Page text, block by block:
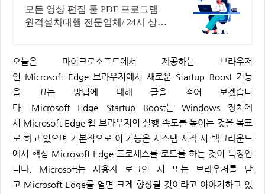
프로그램 원격설치대행 전문
모든 영상 편집 툴 PDF 프로그램
원격설치대행 전문업체/ 24시 상담/
시 상담/ 영구AS
오늘은 마이크로소프트에서 제공하는 브라우저
인 Microsoft Edge 브라우저에서 새로운 Startup Boost 기능
을 끄는 방법에 대해 글을 적어 보겠습니
다. Microsoft Edge Startup Boost는 Windows 장치에
서 Microsoft Edge 웹 브라우저의 실행 속도를 높이는 것을 목표
로 하고 있으며 기본적으로 이 기능은 시스템 시작 시 백그라운드
에서 핵심 Microsoft Edge 프로세스를 로드를 하는 것이 특징입
니다. Microsoft는 사용자 로그인 시 또는 브라우저를 닫
고 Microsoft Edge를 열면 크게 향상될 것이라고 이야기하고 있